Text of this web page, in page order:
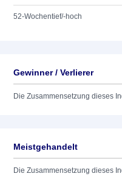
52-Wochentief/-hoch
Gewinner / Verlierer
Die Zusammensetzung dieses
Meistgehandelt
Die Zusammensetzung dieses